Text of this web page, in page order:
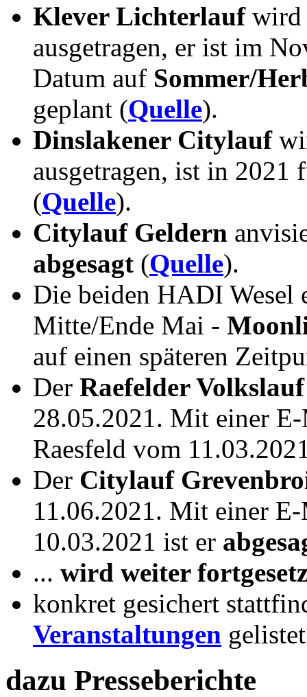
Klever Lichterlaufwird
ausgetragen, er ist im
Datum auf Sommer/
geplant (Quelle).
Dinslakener Citylauf
ausgetragen, ist in 2021
(Quelle).
Citylauf Geldern
abgesagt (Quelle).
Die beiden HADI Wesel
Mitte/Ende Mai -
auf einen späteren
Der Raefelder Volkslauf
28.05.2021. Mit einer
Raesfeld vom
Der Citylauf
11.06.2021. Mit einer
10.03.2021 ist er
... wird weiter
konkret gesichert
Veranstaltungen
dazu Presseberichte